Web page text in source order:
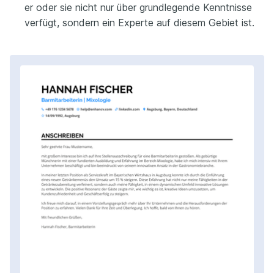
er oder sie nicht nur über grundlegende Kenntnisse
verfügt, sondern ein Experte auf diesem Gebiet ist.